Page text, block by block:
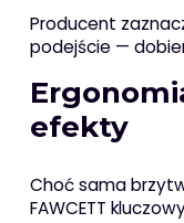
Producent
podejście —
efekty
Choć sama
FAWCETT